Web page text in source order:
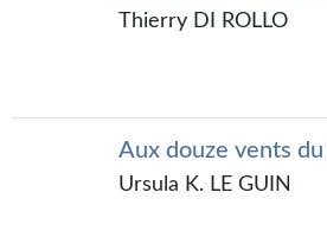
Support techniqueThierry DI ROLLO
Aux douze vents
Ursula K. LE GUIN